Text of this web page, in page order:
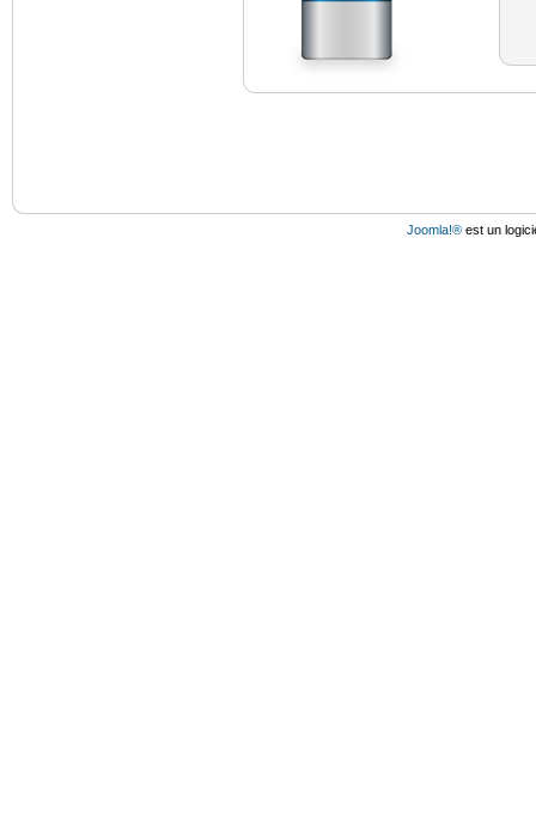
Joomla!®est un